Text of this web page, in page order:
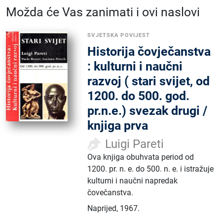
Možda će Vas zanimati i ovi naslovi
SVJETSKA POVIJEST
Historija čovječanstva
: kulturni i naučni
razvoj ( stari svijet, od
1200. do 500. god.
pr.n.e.) svezak drugi /
knjiga prva
Luigi Pareti
Ova knjiga obuhvata period od
1200. pr. n. e. do 500. n. e. i istražuje
kulturni i naučni napredak
čovečanstva.
Naprijed, 1967.